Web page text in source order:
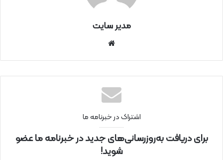
مدیر سایت
نتی
اشتراک در خبرنامه ما
برای دریافت به‌روزرسانی‌های جدید در خبرنامه ما عضو
شوید!